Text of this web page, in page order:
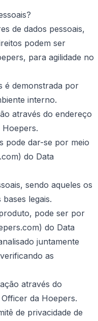
de dados pessoais,
podem ser
para agilidade no
é demonstrada por
interno.
através do endereço
pode dar-se por meio
do Data
sendo aqueles os
legais.
pode ser por
do Data
juntamente
as
através do
da Hoepers.
de privacidade de